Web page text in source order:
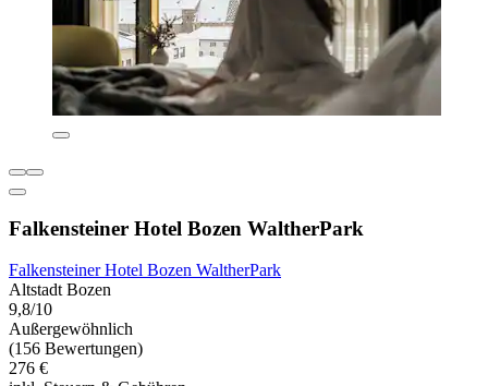
Falkensteiner Hotel Bozen WaltherPark
Falkensteiner Hotel Bozen WaltherPark
Altstadt Bozen
9,8/10
Außergewöhnlich
(156 Bewertungen)
276 €